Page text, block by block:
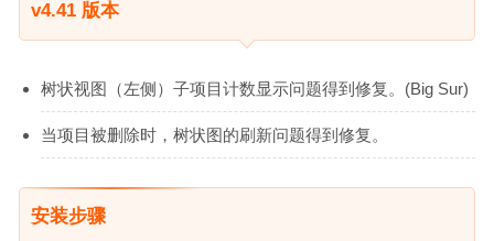
v4.41 版本
树状视图（左侧）子项目计数显示问题得到修复。(Big Sur)
当项目被删除时，树状图的刷新问题得到修复。
安装步骤